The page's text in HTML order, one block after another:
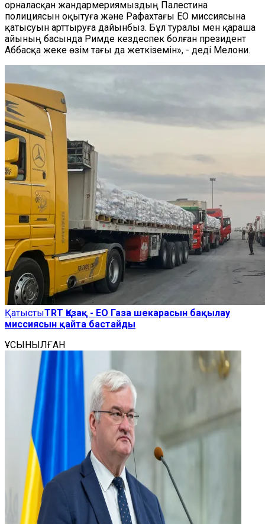
орналасқан жандармериямыздың Палестина
полициясын оқытуға және Рафахтағы ЕО миссиясына
қатысуын арттыруға дайынбыз. Бұл туралы мен қараша
айының басында Римде кездеспек болған президент
Аббасқа жеке өзім тағы да жеткіземін», - деді Мелони.
ҚатыстыTRT Қазақ - ЕО Газа шекарасын бақылау
миссиясын қайта бастайды
ҰСЫНЫЛҒАН